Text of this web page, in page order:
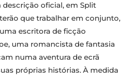
oficial, em Split
que trabalhar em conjunto,
escritora de ficção
uma romancista de fantasia
numa aventura de ecrã
próprias histórias. À medida